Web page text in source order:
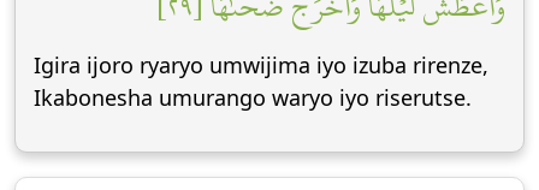
Igira ijoro ryaryo umwijima iyo izuba rirenze,
Ikabonesha umurango waryo iyo riserutse.